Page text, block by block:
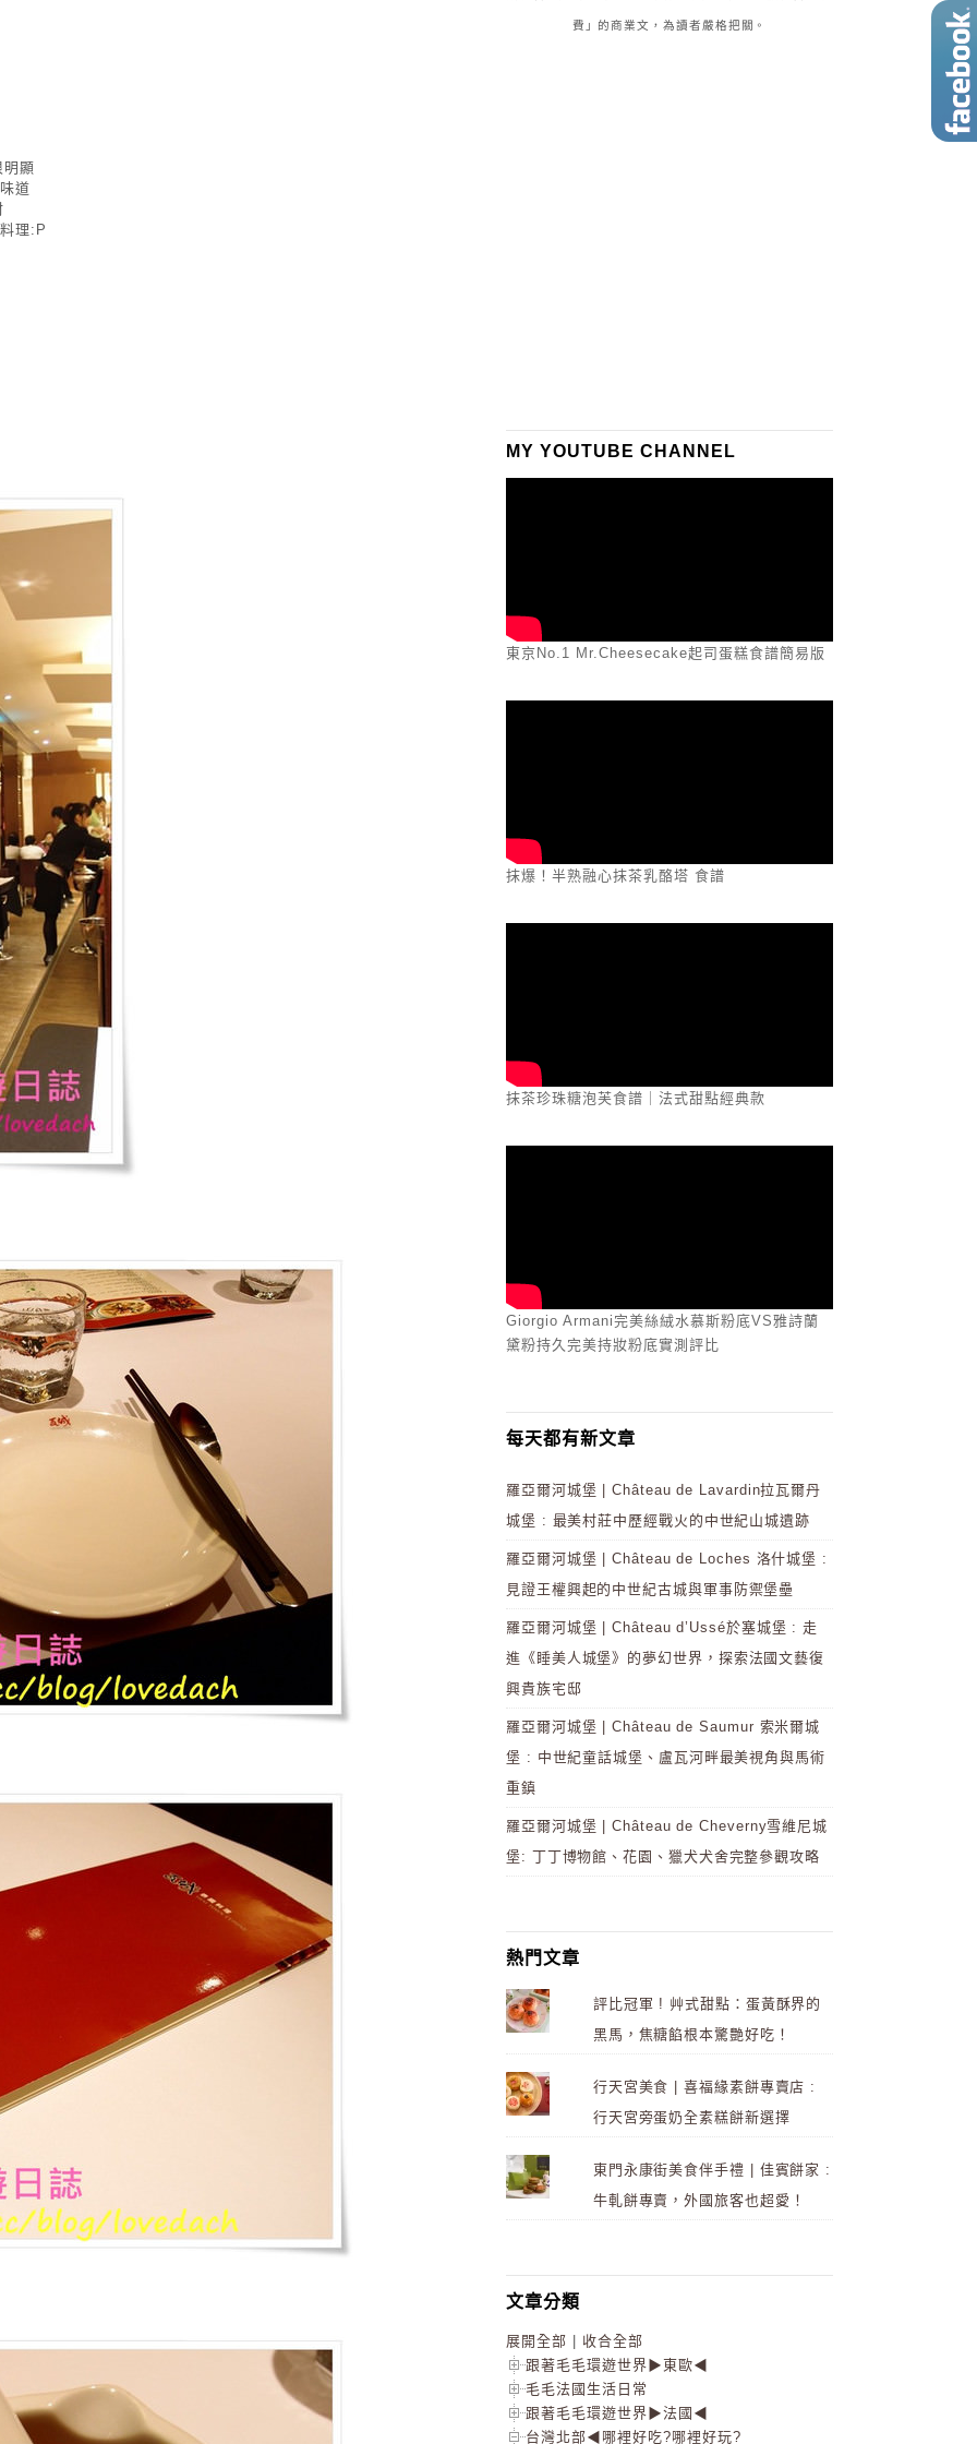
明顯
道
理:P
費」的商業文，為讀者嚴格把關。
MY YOUTUBE CHANNEL
東京No.1 Mr.Cheesecake起司蛋糕食譜簡易版
抹爆！半熟融心抹茶乳酪塔 食譜
抹茶珍珠糖泡芙食譜｜法式甜點經典款
Giorgio Armani完美絲絨水慕斯粉底VS雅詩蘭
黛粉持久完美持妝粉底實測評比
每天都有新文章
羅亞爾河城堡 | Château de Lavardin拉瓦爾丹
城堡 : 最美村莊中歷經戰火的中世紀山城遺跡
羅亞爾河城堡 | Château de Loches 洛什城堡 :
見證王權興起的中世紀古城與軍事防禦堡壘
羅亞爾河城堡 | Château d’Ussé於塞城堡 : 走
進《睡美人城堡》的夢幻世界，探索法國文藝復
興貴族宅邸
羅亞爾河城堡 | Château de Saumur 索米爾城
堡 : 中世紀童話城堡、盧瓦河畔最美視角與馬術
重鎮
羅亞爾河城堡 | Château de Cheverny雪維尼城
堡: 丁丁博物館、花園、獵犬犬舍完整參觀攻略
熱門文章
評比冠軍 ! 艸式甜點：蛋黃酥界的
黑馬，焦糖餡根本驚艷好吃！
行天宮美食 | 喜福緣素餅專賣店 :
行天宮旁蛋奶全素糕餅新選擇
東門永康街美食伴手禮 | 佳賓餅家 :
牛軋餅專賣，外國旅客也超愛！
文章分類
展開全部
收合全部
跟著毛毛環遊世界▶東歐◀
毛毛法國生活日常
跟著毛毛環遊世界▶法國◀
台灣北部◀哪裡好吃?哪裡好玩?